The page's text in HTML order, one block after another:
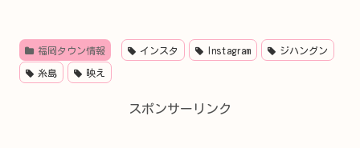
福岡タウン情報 インスタ Instagram ジハングン
糸島 映え
スポンサーリンク